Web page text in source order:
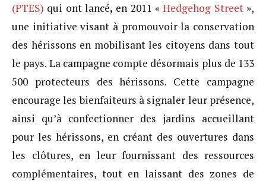
(PTES) qui ont lancé, en 2011 «Hedgehog Street»,
une initiative visant à promouvoir la conservation
des hérissons en mobilisant les citoyens dans tout
le pays. La campagne compte désormais plus de 133
500 protecteurs des hérissons. Cette campagne
encourage les bienfaiteurs à signaler leur présence,
ainsi qu’à confectionner des jardins accueillant
pour les hérissons, en créant des ouvertures dans
les clôtures, en leur fournissant des ressources
complémentaires, tout en laissant des zones de